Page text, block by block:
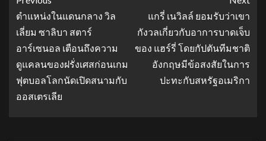
ตําแหน่งในแดนกลาง วิล
เลี่ยม ซาลิบา สตาร์
อาร์เซนอล เตือนถึงความ
ดูแคลนของฝรั่งเศสก่อนเกม
ฟุตบอลโลกนัดเปิดสนามกับ
ออสเตรเลีย
แกรี่ เนวิลล์ ยอมรับว่าเขา
กังวลเกี่ยวกับอาการบาดเจ็บ
ของ แฮร์รี่ โดยกัปตันทีมชาติ
อังกฤษมีข้อสงสัยในการ
ปะทะกับสหรัฐอเมริกา